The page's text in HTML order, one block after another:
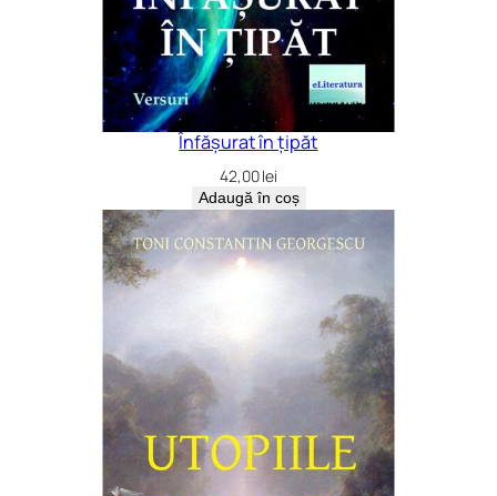
Înfășurat în țipăt
42,00lei
Adaugă în coș